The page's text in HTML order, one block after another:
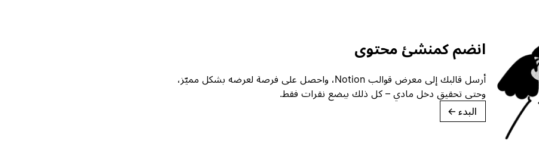
انضم كمنشئ محتوى
أرسل قالبك إلى معرض قوالب Notion، واحصل على فرصة لعرضه بشكل مميّز،
وحتى تحقيق دخل مادي – كل ذلك ببضع نقرات فقط.
البدء →